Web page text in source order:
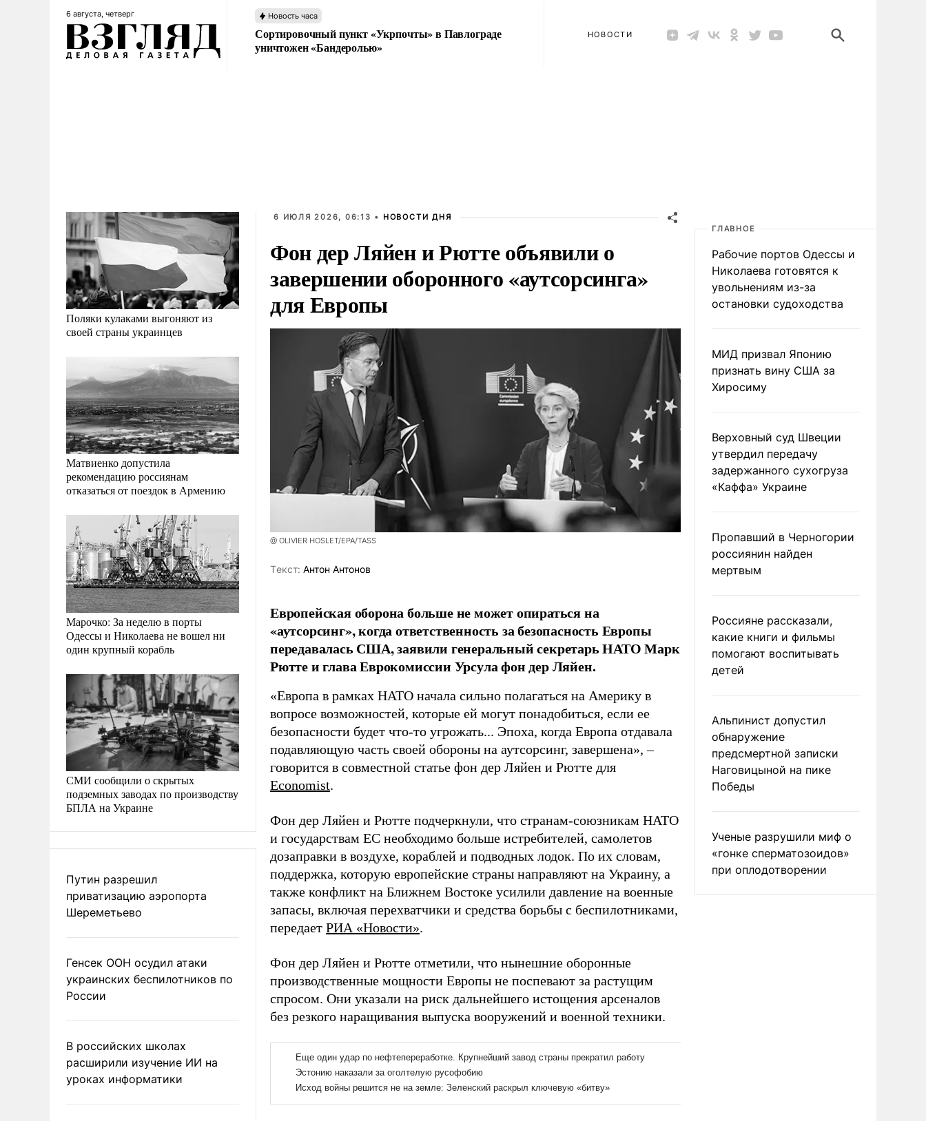
6 августа, четверг Новость часа
Сортировочный пункт «Укрпочты» в Павлограде
уничтожен «Бандеролью»
НОВОСТИ
Поляки кулаками выгоняют из
своей страны украинцев
Матвиенко допустила
рекомендацию россиянам
отказаться от поездок в Армению
Марочко: За неделю в порты
Одессы и Николаева не вошел ни
один крупный корабль
СМИ сообщили о скрытых
подземных заводах по производству
БПЛА на Украине
Путин разрешил
приватизацию аэропорта
Шереметьево
Генсек ООН осудил атаки
украинских беспилотников по
России
В российских школах
расширили изучение ИИ на
уроках информатики
6 ИЮЛЯ 2026, 06:13 • НОВОСТИ ДНЯ
Фон дер Ляйен и Рютте объявили о
завершении оборонного «аутсорсинга»
для Европы
@ OLIVIER HOSLET/EPA/TASS
Tекст: Антон Антонов
Европейская оборона больше не может опираться на
«аутсорсинг», когда ответственность за безопасность Европы
передавалась США, заявили генеральный секретарь НАТО Марк
Рютте и глава Еврокомиссии Урсула фон дер Ляйен.
«Европа в рамках НАТО начала сильно полагаться на Америку в
вопросе возможностей, которые ей могут понадобиться, если ее
безопасности будет что-то угрожать... Эпоха, когда Европа отдавала
подавляющую часть своей обороны на аутсорсинг, завершена», –
говорится в совместной статье фон дер Ляйен и Рютте для
Economist.
Фон дер Ляйен и Рютте подчеркнули, что странам-союзникам НАТО
и государствам ЕС необходимо больше истребителей, самолетов
дозаправки в воздухе, кораблей и подводных лодок. По их словам,
поддержка, которую европейские страны направляют на Украину, а
также конфликт на Ближнем Востоке усилили давление на военные
запасы, включая перехватчики и средства борьбы с беспилотниками,
передает РИА «Новости».
Фон дер Ляйен и Рютте отметили, что нынешние оборонные
производственные мощности Европы не поспевают за растущим
спросом. Они указали на риск дальнейшего истощения арсеналов
без резкого наращивания выпуска вооружений и военной техники.
ГЛАВНОЕ
Рабочие портов Одессы и
Николаева готовятся к
увольнениям из-за
остановки судоходства
МИД призвал Японию
признать вину США за
Хиросиму
Верховный суд Швеции
утвердил передачу
задержанного сухогруза
«Каффа» Украине
Пропавший в Черногории
россиянин найден
мертвым
Россияне рассказали,
какие книги и фильмы
помогают воспитывать
детей
Альпинист допустил
обнаружение
предсмертной записки
Наговицыной на пике
Победы
Ученые разрушили миф о
«гонке сперматозоидов»
при оплодотворении